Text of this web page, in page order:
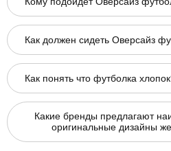
Как должен сидеть Оверсайз
Как понять что футболка
Какие бренды предлагают
оригинальные дизайны